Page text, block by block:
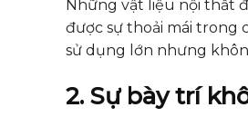
Những vật liệu nội thất
được sự thoải mái trong
sử dụng lớn nhưng
2. Sự bày trí